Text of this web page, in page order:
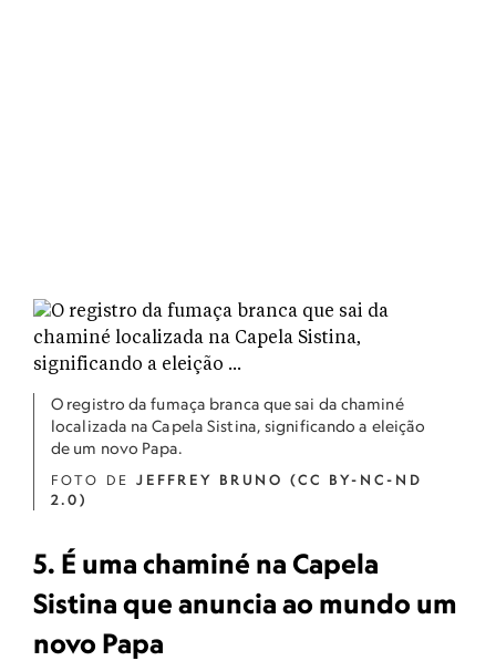
O registro da fumaça branca que sai da chaminé
localizada na Capela Sistina, significando a eleição
de um novo Papa.
FOTO DE JEFFREY BRUNO (CC BY-NC-ND
2.0)
5. É uma chaminé na Capela
Sistina que anuncia ao mundo um
novo Papa